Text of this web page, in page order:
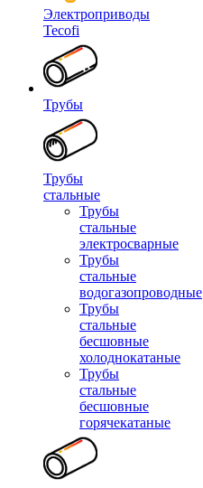
Электроприводы
Tecofi
Трубы
Трубы
стальные
Трубы
стальные
электросварные
Трубы
стальные
водогазопроводные
Трубы
стальные
бесшовные
холоднокатаные
Трубы
стальные
бесшовные
горячекатаные